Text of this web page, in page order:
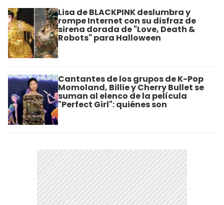
Lisa de BLACKPINK deslumbra y
rompe Internet con su disfraz de
sirena dorada de "Love, Death &
Robots" para Halloween
Cantantes de los grupos de K-Pop
Momoland, Billie y Cherry Bullet se
suman al elenco de la película
"Perfect Girl": quiénes son